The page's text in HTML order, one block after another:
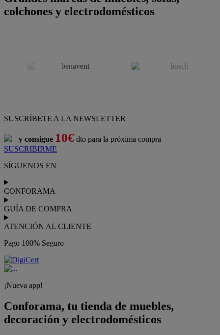
colchones y electrodomésticos
SUSCRÍBETE A LA NEWSLETTER
y consigue 10€ dto para la próxima compra
SUSCRIBIRME
SÍGUENOS EN
CONFORAMA
GUÍA DE COMPRA
ATENCIÓN AL CLIENTE
Pago 100% Seguro
¡Nueva app!
Conforama, tu tienda de muebles,
decoración y electrodomésticos